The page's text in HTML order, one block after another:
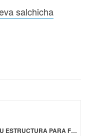
salchicha
JBS USA ANUNCIA CAMBIOS EN SU ESTRUCTURA PARA FORTALECER SUS OPERACIONES